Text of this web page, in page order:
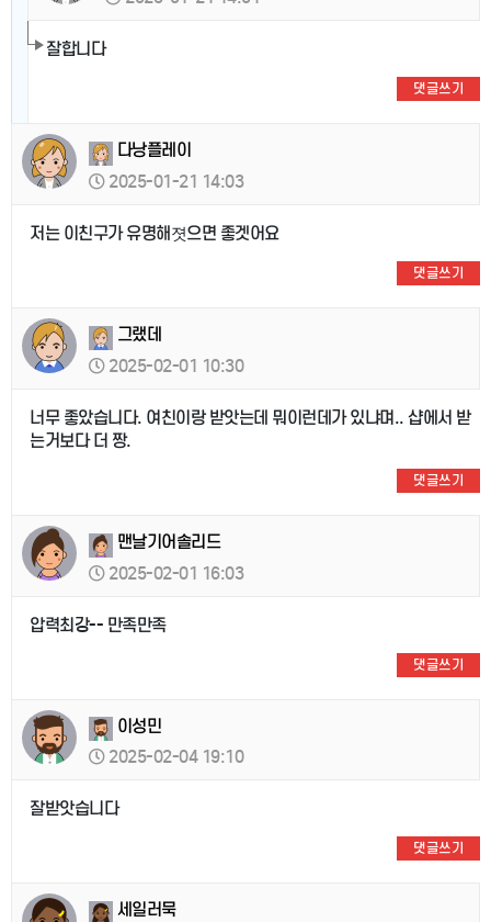
잘합니다
댓글쓰기
다낭플레이
2025-01-21 14:03
저는 이친구가 유명해졋으면 좋겟어요
댓글쓰기
그랬데
2025-02-01 10:30
너무 좋았습니다. 여친이랑 받앗는데 뭐이런데가 있냐며.. 샵에서 받
는거보다 더 짱.
댓글쓰기
맨날기어솔리드
2025-02-01 16:03
압력최강-- 만족만족
댓글쓰기
이성민
2025-02-04 19:10
잘받앗습니다
댓글쓰기
세일러묵